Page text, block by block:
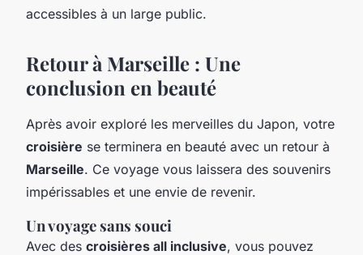
accessibles à un large public.
Retour à Marseille : Une
conclusion en beauté
Après avoir exploré les merveilles du Japon, votre
croisière se terminera en beauté avec un retour à
Marseille. Ce voyage vous laissera des souvenirs
impérissables et une envie de revenir.
Un voyage sans souci
Avec des croisières all inclusive, vous pouvez